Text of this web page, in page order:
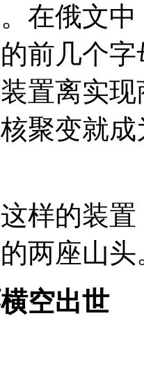
在俄文
前几个
置离实
聚变就
的装置
两座山头
空出世